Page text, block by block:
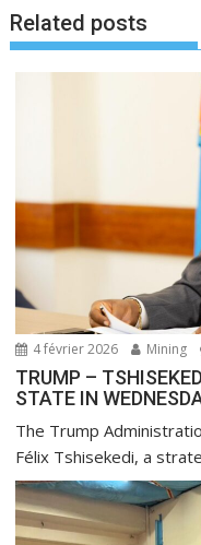
l
’
a
l
e
Related posts
4 février 2026 Mining
TRUMP –
STATE IN
The Trump
Félix Tshisekedi, a